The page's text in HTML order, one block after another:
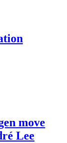
move
Lee